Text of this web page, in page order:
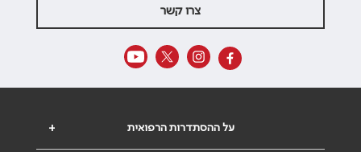
צרו קשר
+ על ההסתדרות הרפואית